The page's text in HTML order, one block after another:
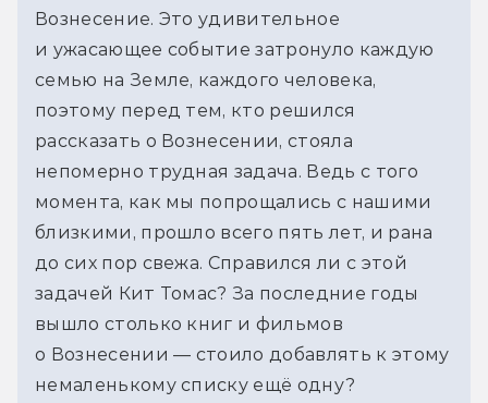
Вознесение. Это удивительное
и ужасающее событие затронуло каждую
семью на Земле, каждого человека,
поэтому перед тем, кто решился
рассказать о Вознесении, стояла
непомерно трудная задача. Ведь с того
момента, как мы попрощались с нашими
близкими, прошло всего пять лет, и рана
до сих пор свежа. Справился ли с этой
задачей Кит Томас? За последние годы
вышло столько книг и фильмов
о Вознесении — стоило добавлять к этому
немаленькому списку ещё одну?